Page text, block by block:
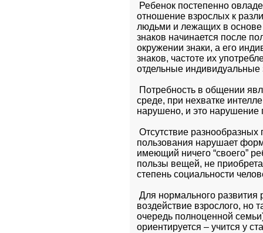
Ребенок постепенно
отношение взрослых к
людьми и лежащих в основе
знаков начинается после
окружении знаки, а его
знаков, частоте их
отдельные индивидуальные
Потребность в общении
среде, при нехватке
нарушено, и это нарушение
Отсутствие
пользования нарушает
имеющий ничего “своего”
пользы вещей, не
степень социальности
Для нормального развития
воздействие взрослого, но
очередь полноценной
ориентируется – учится у